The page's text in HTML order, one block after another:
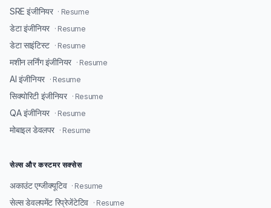
SRE इंजीनियर · Resume
डेटा इंजीनियर · Resume
डेटा साइंटिस्ट · Resume
मशीन लर्निंग इंजीनियर · Resume
AI इंजीनियर · Resume
सिक्योरिटी इंजीनियर · Resume
QA इंजीनियर · Resume
मोबाइल डेवलपर · Resume
सेल्स और कस्टमर सक्सेस
अकाउंट एग्जीक्यूटिव · Resume
सेल्स डेवलपमेंट रिप्रेजेंटेटिव · Resume